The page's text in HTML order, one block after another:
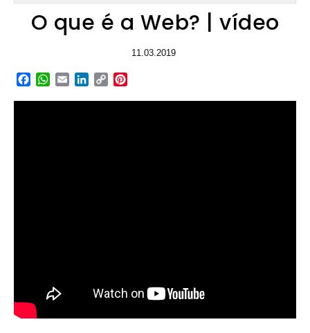
O que é a Web? | vídeo
11.03.2019
Facebook
WhatsApp
EmailLinkedIn
Copy